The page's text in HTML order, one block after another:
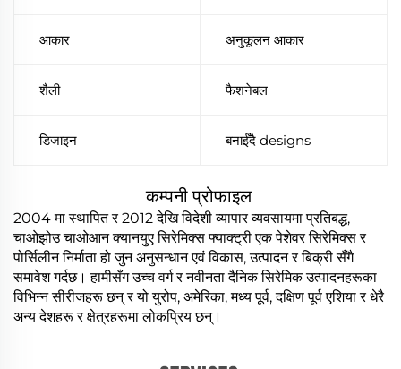
आकार अनुकूलन आकार
शैली फैशनेबल
डिजाइन बनाईँदै designs
कम्पनी प्रोफाइल
2004 मा स्थापित र 2012 देखि विदेशी व्यापार व्यवसायमा प्रतिबद्ध,
चाओझोउ चाओआन क्यानयुए सिरेमिक्स फ्याक्ट्री एक पेशेवर सिरेमिक्स र
पोर्सिलीन निर्माता हो जुन अनुसन्धान एवं विकास, उत्पादन र बिक्री सँगै
समावेश गर्दछ। हामीसँग उच्च वर्ग र नवीनता दैनिक सिरेमिक उत्पादनहरूका
विभिन्न सीरीजहरू छन् र यो युरोप, अमेरिका, मध्य पूर्व, दक्षिण पूर्व एशिया र धेरै
अन्य देशहरू र क्षेत्रहरूमा लोकप्रिय छन्।